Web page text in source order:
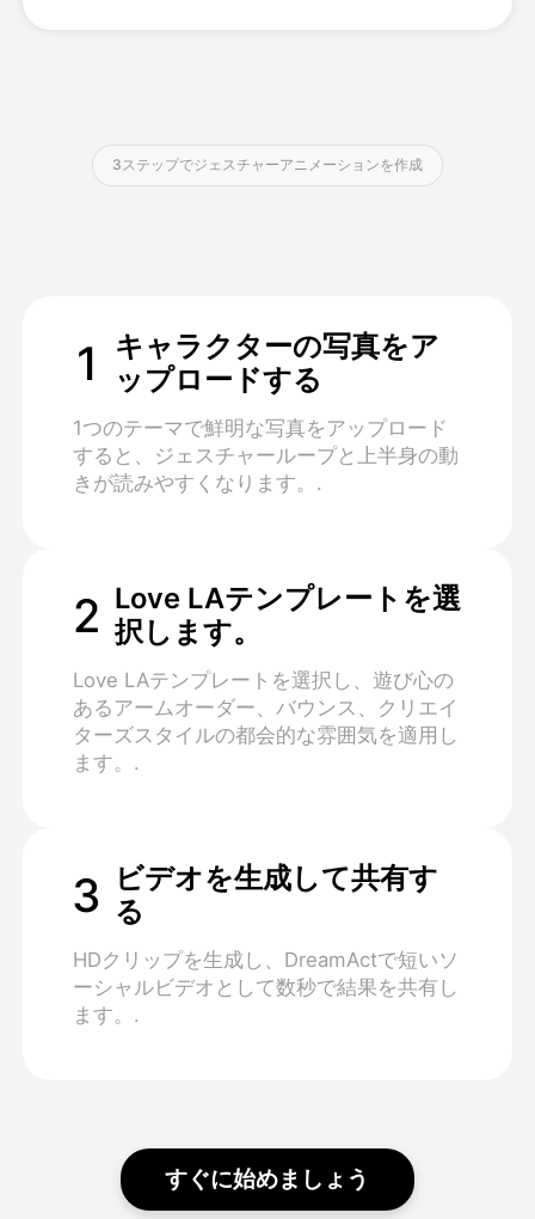
3ステップでジェスチャーアニメーションを作成
1
キャラクターの写真をア
ップロードする
1つのテーマで鮮明な写真をアップロード
すると、ジェスチャーループと上半身の動
きが読みやすくなります。.
2 Love LAテンプレートを選
択します。
Love LAテンプレートを選択し、遊び心の
あるアームオーダー、バウンス、クリエイ
ターズスタイルの都会的な雰囲気を適用し
ます。.
3
ビデオを生成して共有す
る
HDクリップを生成し、DreamActで短いソ
ーシャルビデオとして数秒で結果を共有し
ます。.
すぐに始めましょう